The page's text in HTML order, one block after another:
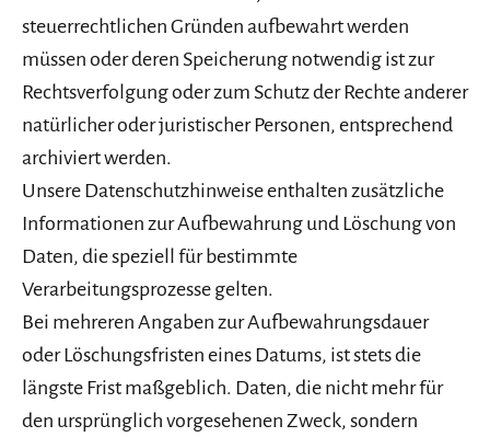
steuerrechtlichen Gründen aufbewahrt werden
müssen oder deren Speicherung notwendig ist zur
Rechtsverfolgung oder zum Schutz der Rechte anderer
natürlicher oder juristischer Personen, entsprechend
archiviert werden.
Unsere Datenschutzhinweise enthalten zusätzliche
Informationen zur Aufbewahrung und Löschung von
Daten, die speziell für bestimmte
Verarbeitungsprozesse gelten.
Bei mehreren Angaben zur Aufbewahrungsdauer
oder Löschungsfristen eines Datums, ist stets die
längste Frist maßgeblich. Daten, die nicht mehr für
den ursprünglich vorgesehenen Zweck, sondern